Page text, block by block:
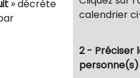
» décrète
calendrier
2 - Préciser
personne(s)